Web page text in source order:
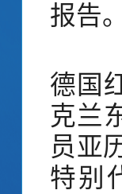
报告
德国
克兰
员亚
特别